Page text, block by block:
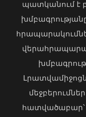
Բացահայտվել է
Սեդրակ
դոլար
առանձնապես
փողերի լվացման
06 Օգոստոս, 2026
պատկանում է
հատվածաբար՝